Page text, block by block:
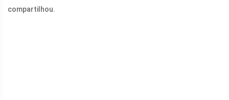
compartilhou.